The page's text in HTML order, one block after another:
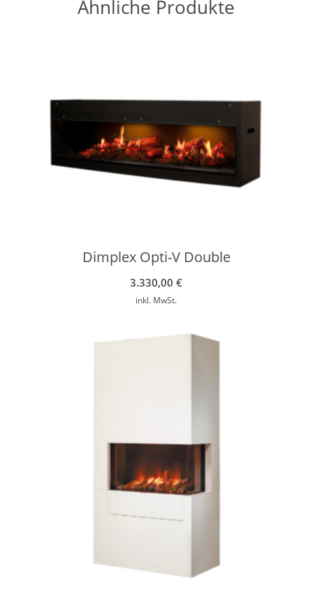
Ähnliche Produkte
Dimplex Opti-V Double
3.330,00€
inkl. MwSt.